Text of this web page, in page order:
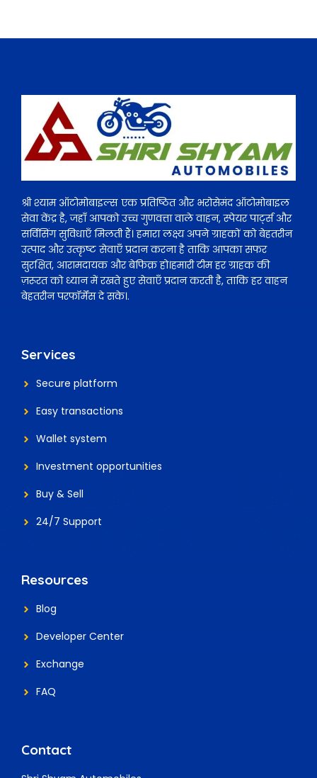
श्री श्याम ऑटोमोबाइल्स एक प्रतिष्ठित और भरोसेमंद ऑटोमोबाइल
सेवा केंद्र है, जहाँ आपको उच्च गुणवत्ता वाले वाहन, स्पेयर पार्ट्स और
सर्विसिंग सुविधाएँ मिलती हैं। हमारा लक्ष्य अपने ग्राहकों को बेहतरीन
उत्पाद और उत्कृष्ट सेवाएँ प्रदान करना है ताकि आपका सफर
सुरक्षित, आरामदायक और बेफिक्र हो।हमारी टीम हर ग्राहक की
ज़रूरत को ध्यान में रखते हुए सेवाएँ प्रदान करती है, ताकि हर वाहन
बेहतरीन परफॉर्मेंस दे सके।.
Services
Secure platform
Easy transactions
Wallet system
Investment opportunities
Buy & Sell
24/7 Support
Resources
Blog
Developer Center
Exchange
FAQ
Contact